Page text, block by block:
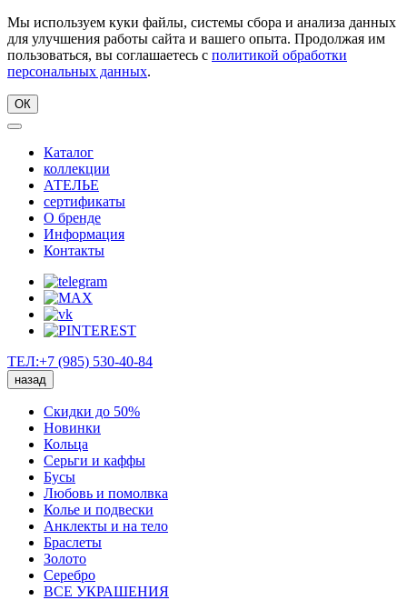
Мы используем куки файлы, системы сбора и анализа данных
для улучшения работы сайта и вашего опыта. Продолжая им
пользоваться, вы соглашаетесь с политикой обработки
персональных данных.
ОК
Каталог
коллекции
АТЕЛЬЕ
сертификаты
О бренде
Информация
Контакты
ТЕЛ:+7 (985) 530-40-84
назад
Скидки до 50%
Новинки
Кольца
Серьги и каффы
Бусы
Любовь и помолвка
Колье и подвески
Анклекты и на тело
Браслеты
Золото
Серебро
ВСЕ УКРАШЕНИЯ